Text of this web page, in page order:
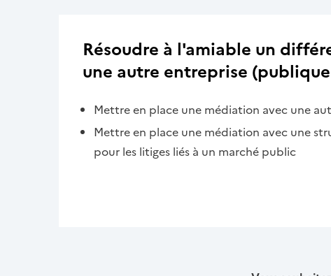
Résoudre à l'amiable un
une autre entreprise
Mettre en place une médiation avec une
Mettre en place une médiation avec une
pour les litiges liés à un marché public